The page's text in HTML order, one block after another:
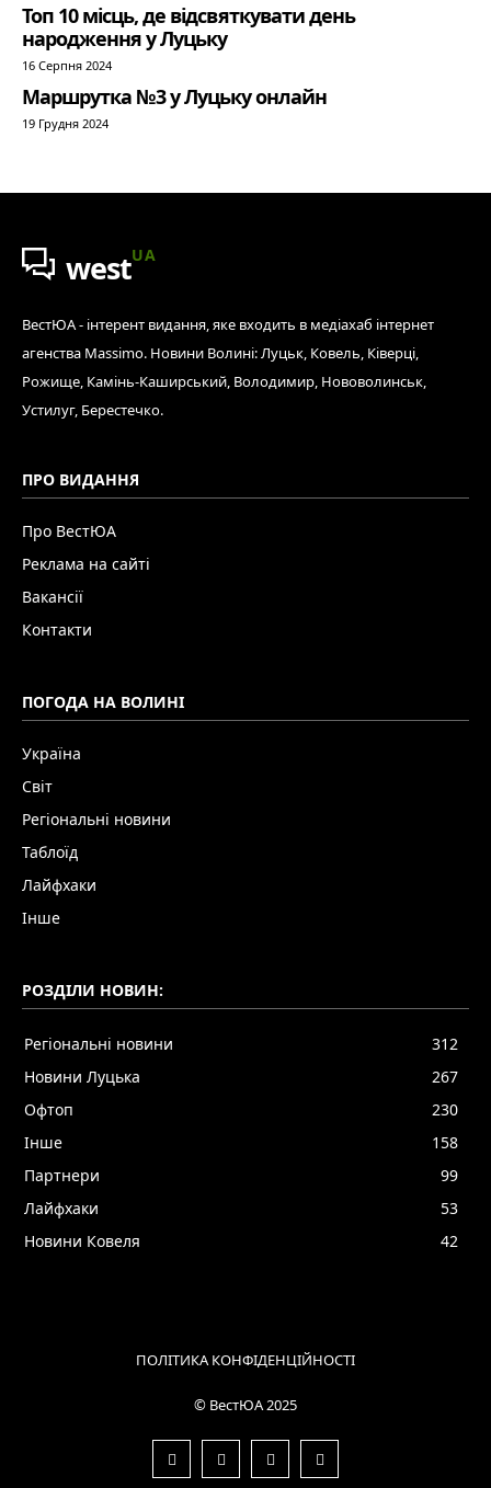
Топ 10 місць, де відсвяткувати день
народження у Луцьку
16 Серпня 2024
Маршрутка №3 у Луцьку онлайн
19 Грудня 2024
westUA
ВестЮА - інтерент видання, яке входить в медіахаб інтернет
агенства Massimo. Новини Волині: Луцьк, Ковель, Ківерці,
Рожище, Камінь-Каширський, Володимир, Нововолинськ,
Устилуг, Берестечко.
ПРО ВИДАННЯ
Про ВестЮА
Реклама на сайті
Вакансії
Контакти
ПОГОДА НА ВОЛИНІ
Україна
Світ
Регіональні новини
Таблоїд
Лайфхаки
Інше
РОЗДІЛИ НОВИН:
Регіональні новини
312
Новини Луцька
267
Офтоп
230
Інше
158
Партнери
99
Лайфхаки
53
Новини Ковеля
42
ПОЛІТИКА КОНФІДЕНЦІЙНОСТІ
© ВестЮА 2025